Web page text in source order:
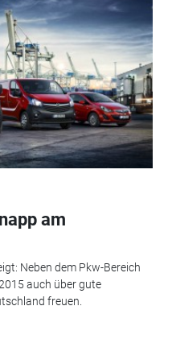
am
Neben dem Pkw-Bereich
auch über gute
freuen.